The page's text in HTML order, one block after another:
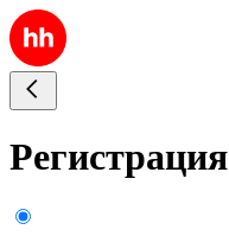
Регистрация